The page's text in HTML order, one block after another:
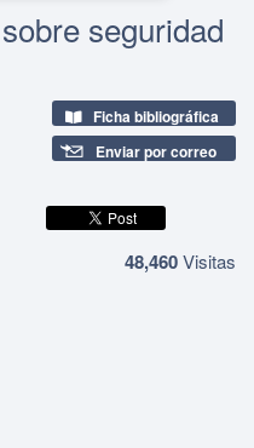
seguridad
Ficha bibliográfica
Enviar por correo
48,460Visitas